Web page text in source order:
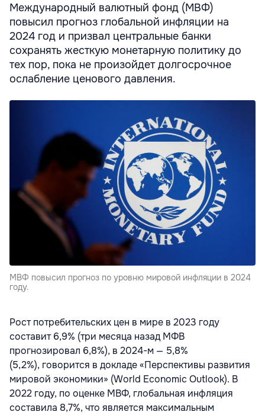
Международный валютный фонд (МВФ)
повысил прогноз глобальной инфляции на
2024 год и призвал центральные банки
сохранять жесткую монетарную политику до
тех пор, пока не произойдет долгосрочное
ослабление ценового давления.
МВФ повысил прогноз по уровню мировой инфляции в 2024
году.
Рост потребительских цен в мире в 2023 году
составит 6,9% (три месяца назад МФВ
прогнозировал 6,8%), в 2024-м — 5,8%
(5,2%), говорится в докладе «Перспективы развития
мировой экономики» (World Economic Outlook). В
2022 году, по оценке МВФ, глобальная инфляция
составила 8,7%, что является максимальным